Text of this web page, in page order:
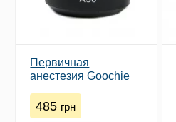
Первичная
анестезия Goochie
485 грн